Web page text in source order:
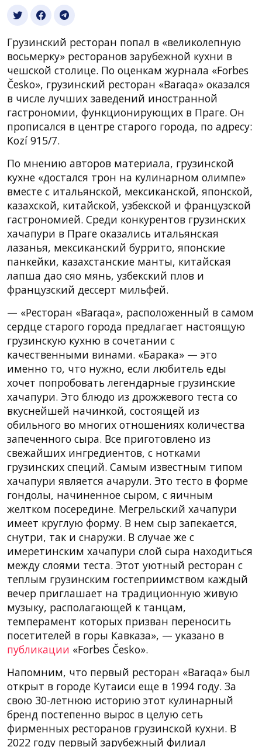
Грузинский ресторан попал в «великолепную
восьмерку» ресторанов зарубежной кухни в
чешской столице. По оценкам журнала «Forbes
Česko», грузинский ресторан «Baraqa» оказался
в числе лучших заведений иностранной
гастрономии, функционирующих в Праге. Он
прописался в центре старого города, по адресу:
Kozí 915/7.
По мнению авторов материала, грузинской
кухне «достался трон на кулинарном олимпе»
вместе с итальянской, мексиканской, японской,
казахской, китайской, узбекской и французской
гастрономией. Cреди конкурентов грузинских
хачапури в Праге оказались итальянская
лазанья, мексиканский буррито, японские
панкейки, казахстанские манты, китайская
лапша дао сяо мянь, узбекский плов и
французский дессерт мильфей.
— «Ресторан «Baraqa», расположенный в самом
сердце старого города предлагает настоящую
грузинскую кухню в сочетании с
качественными винами. «Барака» — это
именно то, что нужно, если любитель еды
хочет попробовать легендарные грузинские
хачапури. Это блюдо из дрожжевого теста со
вкуснейшей начинкой, состоящей из
обильного во многих отношениях количества
запеченного сыра. Все приготовлено из
свежайших ингредиентов, с нотками
грузинских специй. Самым известным типом
хачапури является ачарули. Это тесто в форме
гондолы, начиненное сыром, с яичным
желтком посередине. Мегрельский хачапури
имеет круглую форму. В нем сыр запекается,
снутри, так и снаружи. В случае же с
имеретинским хачапури слой сыра находиться
между слоями теста. Этот уютный ресторан с
теплым грузинским гостеприимством каждый
вечер приглашает на традиционную живую
музыку, располагающей к танцам,
темперамент которых призван переносить
посетителей в горы Кавказа», — указано в
публикации «Forbes Česko».
Напомним, что первый ресторан «Baraqa» был
открыт в городе Кутаиси еще в 1994 году. За
свою 30-летнюю историю этот кулинарный
бренд постепенно вырос в целую сеть
фирменных ресторанов грузинской кухни. В
2022 году первый зарубежный филиал